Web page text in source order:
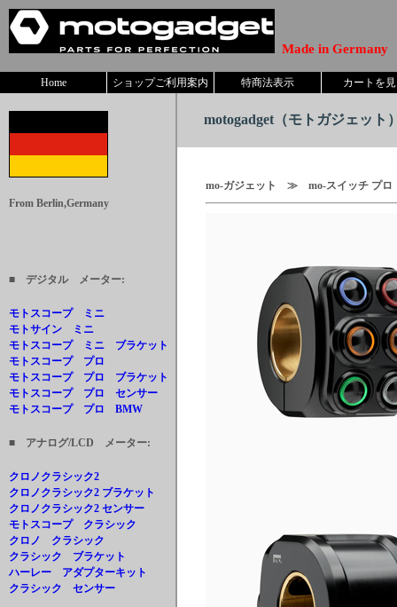
Made in Germany
Home ショップご利用案内 特商法表示 カートを
From Berlin,Germany
■ デジタル メーター:
モトスコープ ミニ
モトサイン ミニ
モトスコープ ミニ ブラケット
モトスコープ プロ
モトスコープ プロ ブラケット
モトスコープ プロ センサー
モトスコープ プロ BMW
■ アナログ/LCD メーター:
クロノクラシック2
クロノクラシック2 ブラケット
クロノクラシック2 センサー
モトスコープ クラシック
クロノ クラシック
クラシック ブラケット
ハーレー アダプターキット
クラシック センサー
motogadget （モトガジェッ
mo-ガジェット ≫ mo-スイッチ